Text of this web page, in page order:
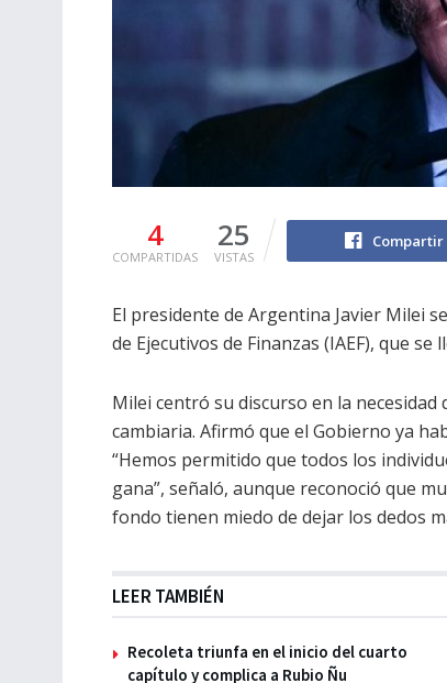
4
COMPARTIDAS
25
VISTAS
Compartir
El presidente de Argentina Javier Milei
de Ejecutivos de Finanzas (IAEF), que
Milei centró su discurso en la
cambiaria. Afirmó que el Gobierno ya
“Hemos permitido que todos los
gana”, señaló, aunque reconoció que
fondo tienen miedo de dejar los dedos
LEER TAMBIÉN
Recoleta triunfa en el inicio del cuarto
capítulo y complica a Rubio Ñu